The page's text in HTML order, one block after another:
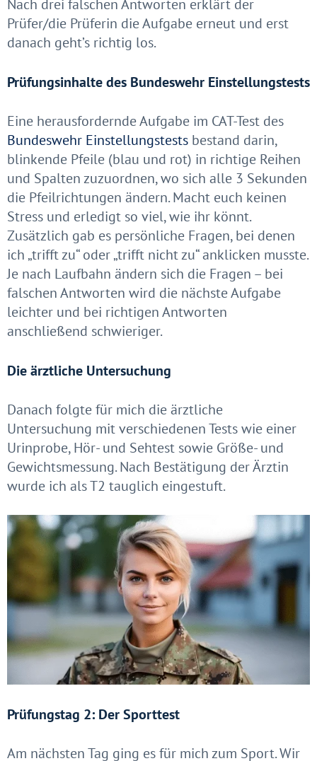
Nach drei falschen Antworten erklärt der
Prüfer/die Prüferin die Aufgabe erneut und erst
danach geht’s richtig los.
Prüfungsinhalte des Bundeswehr Einstellungstests
Eine herausfordernde Aufgabe im CAT-Test des
Bundeswehr Einstellungstests bestand darin,
blinkende Pfeile (blau und rot) in richtige Reihen
und Spalten zuzuordnen, wo sich alle 3 Sekunden
die Pfeilrichtungen ändern. Macht euch keinen
Stress und erledigt so viel, wie ihr könnt.
Zusätzlich gab es persönliche Fragen, bei denen
ich „trifft zu“ oder „trifft nicht zu“ anklicken musste.
Je nach Laufbahn ändern sich die Fragen – bei
falschen Antworten wird die nächste Aufgabe
leichter und bei richtigen Antworten
anschließend schwieriger.
Die ärztliche Untersuchung
Danach folgte für mich die ärztliche
Untersuchung mit verschiedenen Tests wie einer
Urinprobe, Hör- und Sehtest sowie Größe- und
Gewichtsmessung. Nach Bestätigung der Ärztin
wurde ich als T2 tauglich eingestuft.
Prüfungstag 2: Der Sporttest
Am nächsten Tag ging es für mich zum Sport. Wir